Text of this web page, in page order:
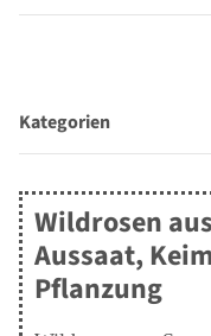
Kategorien
Wildrosen
Aussaat,
Pflanzung